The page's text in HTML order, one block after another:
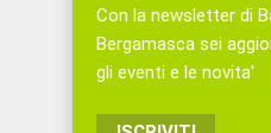
Con la newsletter di
Bergamasca sei
gli eventi e le novita'